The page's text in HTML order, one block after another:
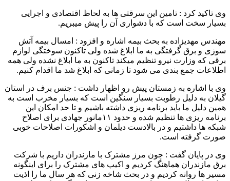
وی تاکید کرد : تامین این سرقتی ها به لحاظ اقتصادی و اجرایی
بسیار سخت است که با دشواری آن را پیش میبریم.
مهندس مهدیزاده به بحث بیمه اشاره و افزود : امسال بیمه آتش
سوزی و برق گرفتگی به ما ابلاغ شده ولی تاکنون سوختگی لوازم
برقی که وزارت نیرو تنظیم میکند تاکنون به ما ابلاغ نشده ولی همه
اطلاعات جمع بندی می شود تا زمانی که ابلاغ شد ما اقدام کنیم.
وی با اشاره به زمستان پیش رو اظهار داشت : جنس برف در استان
گیلان به دلیل رطوبت بسیار سنگین است که بسیار مخرب است به
همین دلیل ما باید برنامه ریزی داشته باشیم و تا حد امكان این
برنامه ريزى ها تنظیم شده و حدود ۱۱مانور جهادی برای اصلاح
شبکه ها داشتیم و در بالادست دیلمان و اشکورات اصلاحات خوبی
صورت گرفته است.
وی در پایان گفت : چون مرز مشترک با مازندران داریم با شرکت
برق مازندران هماهنگ کردیم و اکیپ های مشترک را برای اینگونه
مسیر ها روانه کردیم و در بحث شاخه زنی که هر سال ما را اذیت